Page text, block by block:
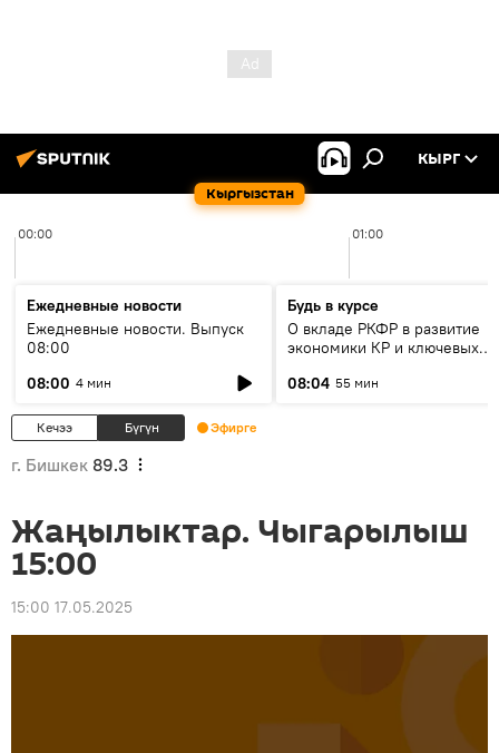
Кыргызстан
КЫРГ
00:00 01:00
Ежедневные новости
Ежедневные новости. Выпуск
08:00
08:00 4 мин
Будь в курсе
О вкладе РКФР в развитие
экономики КР и ключевых
08:04 55 мин
Кечээ Бүгүн Эфирге
г. Бишкек 89.3
Жаңылыктар. Чыгарылыш
15:00
15:00 17.05.2025